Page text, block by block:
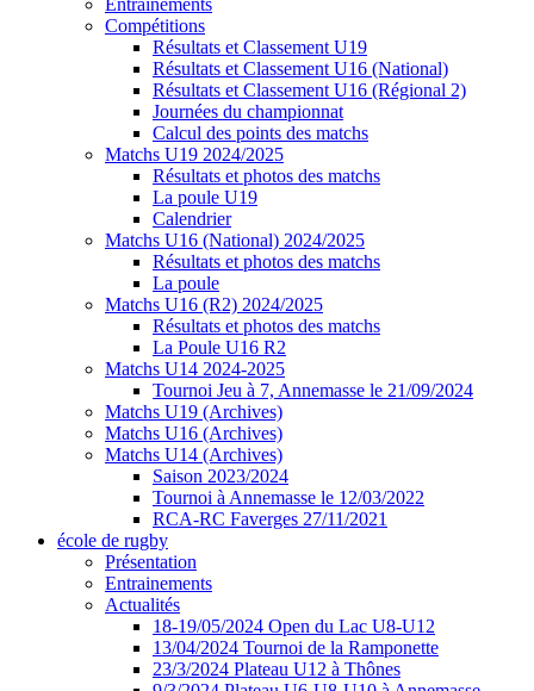
Entraînements
Compétitions
Résultats et Classement U19
Résultats et Classement U16 (National)
Résultats et Classement U16 (Régional 2)
Journées du championnat
Calcul des points des matchs
Matchs U19 2024/2025
Résultats et photos des matchs
La poule U19
Calendrier
Matchs U16 (National) 2024/2025
Résultats et photos des matchs
La poule
Matchs U16 (R2) 2024/2025
Résultats et photos des matchs
La Poule U16 R2
Matchs U14 2024-2025
Tournoi Jeu à 7, Annemasse le 21/09/2024
Matchs U19 (Archives)
Matchs U16 (Archives)
Matchs U14 (Archives)
Saison 2023/2024
Tournoi à Annemasse le 12/03/2022
RCA-RC Faverges 27/11/2021
école de rugby
Présentation
Entrainements
Actualités
18-19/05/2024 Open du Lac U8-U12
13/04/2024 Tournoi de la Ramponette
23/3/2024 Plateau U12 à Thônes